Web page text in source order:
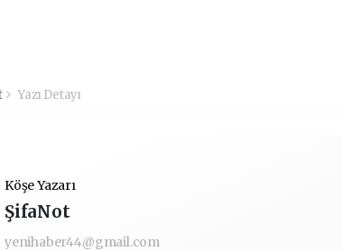
Yazı Detayı
Köşe Yazarı
ŞifaNot
yenihaber44@gmail.com